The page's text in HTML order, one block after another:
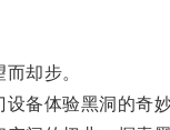
却步。
备体验黑洞的奇妙